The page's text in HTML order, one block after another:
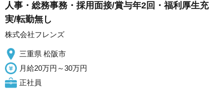
人事・総務事務・採用面接/賞与年2回・福利厚生充
実/転勤無し
株式会社フレンズ
三重県 松阪市
月給20万円～30万円
正社員